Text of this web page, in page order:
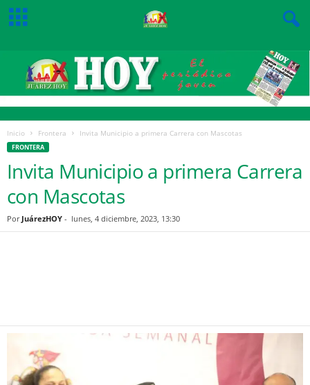
Inicio Frontera Invita Municipio a primera Carrera con Mascotas
FRONTERA
Invita Municipio a primera Carrera
con Mascotas
Por JuárezHOY - lunes, 4 diciembre, 2023, 13:30